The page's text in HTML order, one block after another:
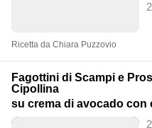
Ricetta da Chiara Puzzovio
Fagottini di Scampi e
Cipollina
su crema di avocado con